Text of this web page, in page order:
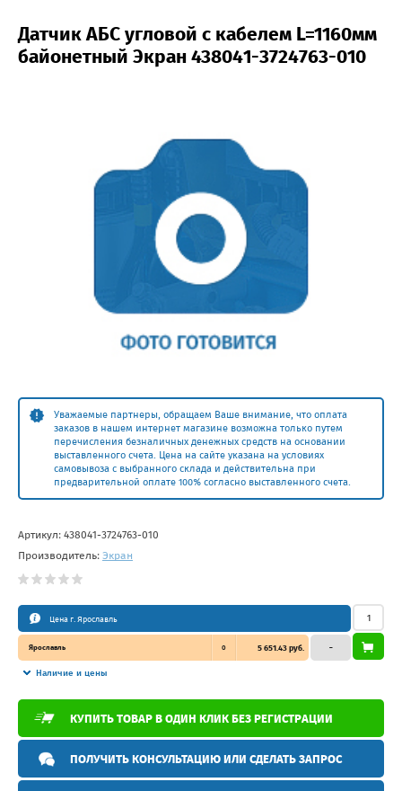
Датчик АБС угловой с кабелем L=1160мм
байонетный Экран 438041-3724763-010
Уважаемые партнеры, обращаем Ваше внимание, что оплата
заказов в нашем интернет магазине возможна только путем
перечисления безналичных денежных средств на основании
выставленного счета. Цена на сайте указана на условиях
самовывоза с выбранного склада и действительна при
предварительной оплате 100% согласно выставленного счета.
Артикул: 438041-3724763-010
Производитель: Экран
Цена г. Ярославль
Ярославль 0 5 651.43 руб.
Наличие и цены
–
КУПИТЬ ТОВАР В ОДИН КЛИК БЕЗ РЕГИСТРАЦИИ
ПОЛУЧИТЬ КОНСУЛЬТАЦИЮ ИЛИ СДЕЛАТЬ ЗАПРОС